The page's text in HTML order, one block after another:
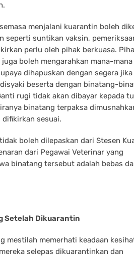
menjalani kuarantin boleh
seperti suntikan vaksin,
perlu oleh pihak berkuasa.
boleh mengarahkan mana-
dihapuskan dengan segera
beserta dengan binatang-
rugi tidak akan dibayar kepada
binatang terpaksa
sesuai.
boleh dilepaskan dari Stesen
dari Pegawai Veterinar yang
binatang tersebut adalah bebas
Setelah Dikuarantin
mestilah memerhati keadaan
selepas dikuarantinkan dan